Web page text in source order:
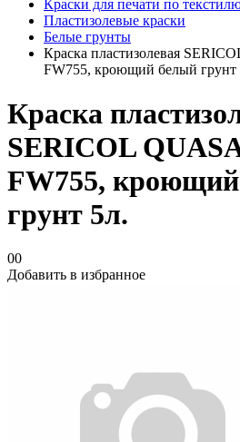
Краски для печати по
Пластизолевые краски
Белые грунты
Краска пластизолевая
FW755, кроющий белый грунт
Краска
SERICOL
FW755,
грунт 5л.
00
Добавить в избранное